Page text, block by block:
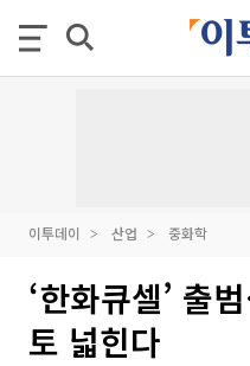
이투데이 산업 중화학
‘한화큐셀’ 출
토 넓힌다